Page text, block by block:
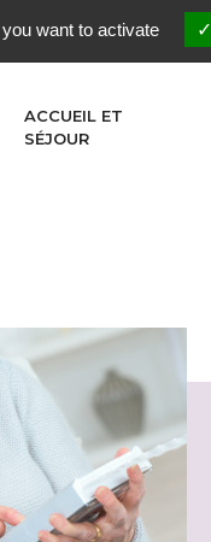
ACCUEIL ET
SÉJOUR
want to activate